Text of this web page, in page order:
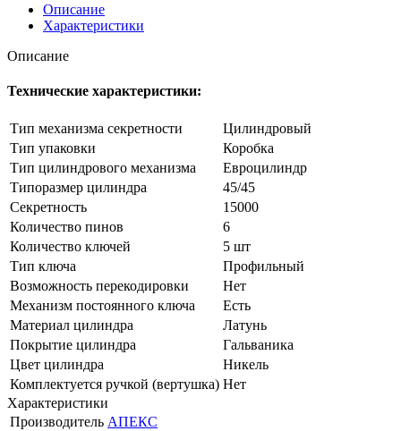
Описание
Характеристики
Описание
Технические характеристики:
Тип механизма секретности
Цилиндровый
Тип упаковки
Коробка
Тип цилиндрового механизма
Евроцилиндр
Типоразмер цилиндра
45/45
Секретность
15000
Количество пинов
6
Количество ключей
5 шт
Тип ключа
Профильный
Возможность перекодировки
Нет
Механизм постоянного ключа
Есть
Материал цилиндра
Латунь
Покрытие цилиндра
Гальваника
Цвет цилиндра
Никель
Комплектуется ручкой (вертушка) Нет
Характеристики
Производитель АПЕКС